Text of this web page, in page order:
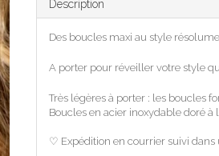
Description
Des boucles maxi au style
A porter pour réveiller votre style
Très légères à porter : les boucles
Boucles en acier inoxydable doré à
♡ Expédition en courrier suivi